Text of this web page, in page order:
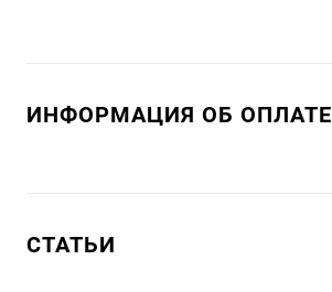
ИНФОРМАЦИЯ ОБ ОПЛАТЕ
СТАТЬИ